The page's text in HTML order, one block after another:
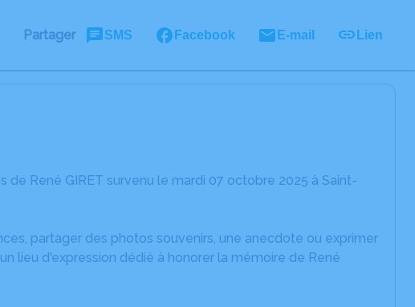
Partager SMS Facebook E-mail Lien
René GIRET survenu le mardi 07 octobre 2025 à Saint-
partager des photos souvenirs, une anecdote ou exprimer
lieu d'expression dédié à honorer la mémoire de René